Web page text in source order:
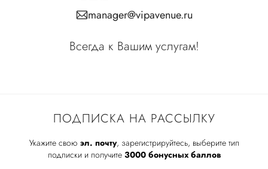
ПОДПИСКА НА РАССЫЛКУ
Укажите свою эл. почту, зарегистрируйтесь, выберите тип
подписки и получите 3000 бонусных баллов
manager@vipavenue.ru
Всегда к Вашим услугам!